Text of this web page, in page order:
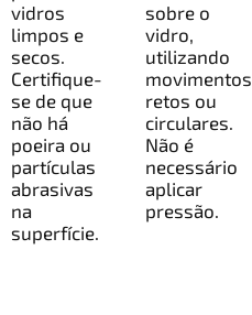
vidros
limpos e
secos.
Certifique-
se de que
não há
poeira ou
partículas
abrasivas
na
superfície.
sobre o
vidro,
utilizando
movimentos
retos ou
circulares.
Não é
necessário
aplicar
pressão.